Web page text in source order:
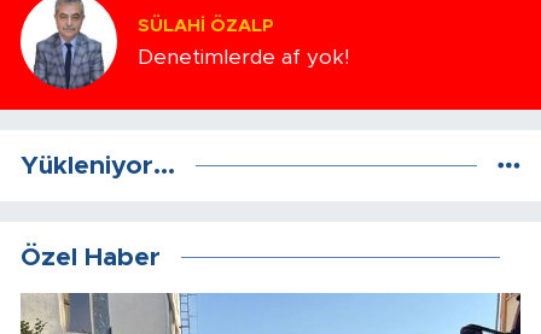
SÜLAHI ÖZALP
Denetimlerde af yok!
Yükleniyor...
Özel Haber